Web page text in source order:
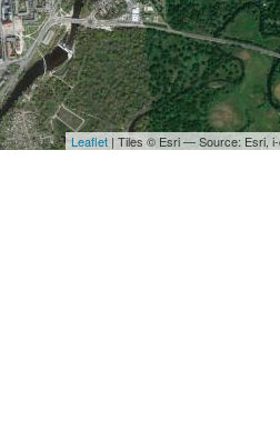
Leaflet | Tiles © Esri — Source: Esri, i-